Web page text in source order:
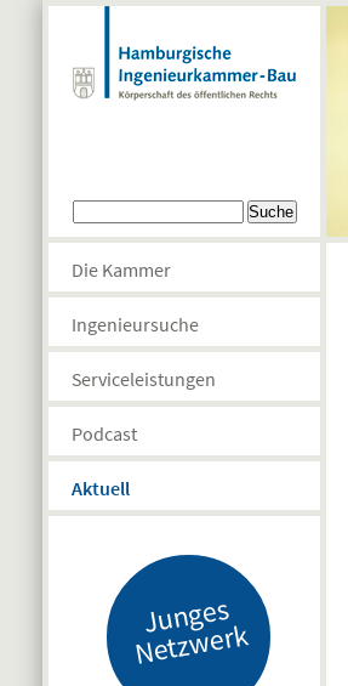
Direkt zum Inhalt
Suchformular
Die Kammer
Ingenieursuche
Serviceleistungen
Podcast
Aktuell
J
u
n
g
es
N
etz
w
er
k